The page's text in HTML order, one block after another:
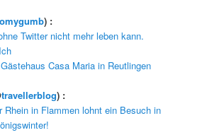
) :
Twitter nicht mehr leben kann.
Casa Maria in Reutlingen
travellerblog) :
Rhein in Flammen lohnt ein Besuch in